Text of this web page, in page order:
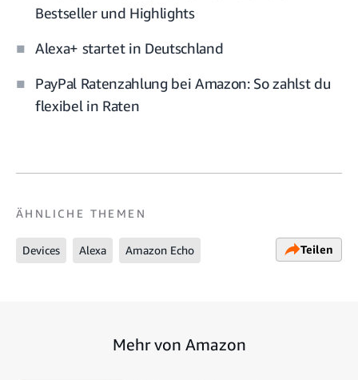
Bestseller und Highlights
Alexa+ startet in Deutschland
PayPal Ratenzahlung bei Amazon: So zahlst du
flexibel in Raten
ÄHNLICHE THEMEN
Devices Alexa Amazon Echo Teilen
Mehr von Amazon